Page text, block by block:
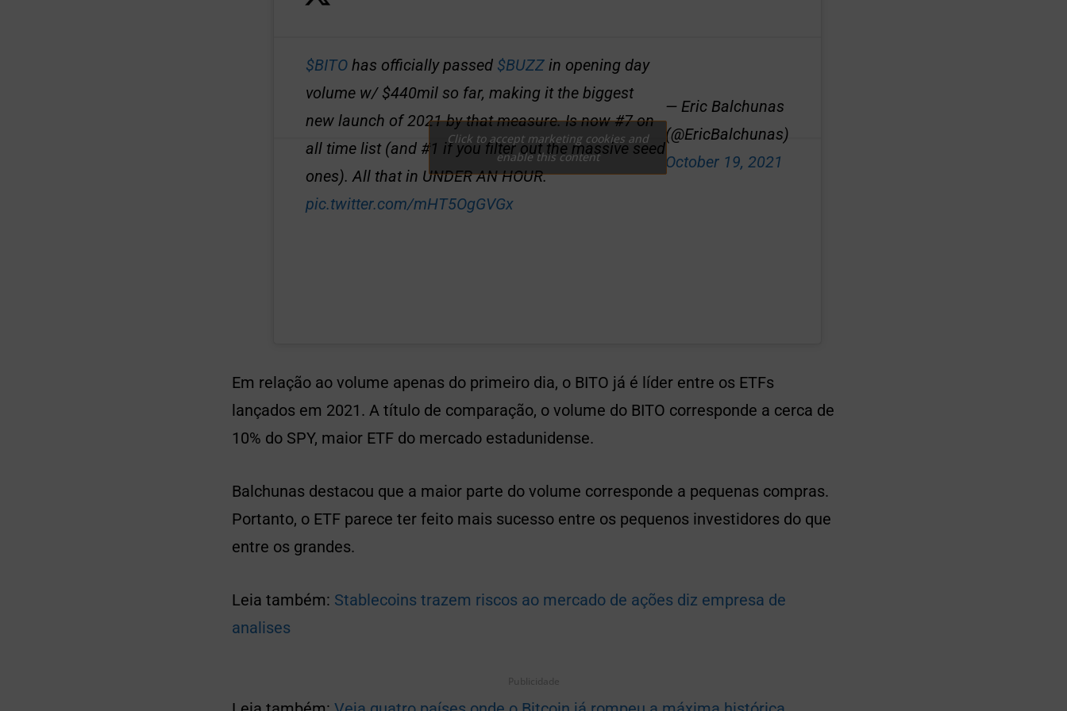
$BITOhas officially passed $BUZZin opening day
volume w/ $440mil so far, making it the biggest
new launch of 2021 by that measure. Is now #7 on
all time list (and #1 if you filter out the massive seed
ones). All that in UNDER AN HOUR.
pic.twitter.com/mHT5OgGVGx
— Eric Balchunas
(@EricBalchunas)
October 19, 2021
Click to accept marketing cookies and
enable this content
Em relação ao volume apenas do primeiro dia, o BITO já é líder entre os ETFs
lançados em 2021. A título de comparação, o volume do BITO corresponde a cerca de
10% do SPY, maior ETF do mercado estadunidense.
Balchunas destacou que a maior parte do volume corresponde a pequenas compras.
Portanto, o ETF parece ter feito mais sucesso entre os pequenos investidores do que
entre os grandes.
Leia também: Stablecoins trazem riscos ao mercado de ações diz empresa de
analises
Publicidade